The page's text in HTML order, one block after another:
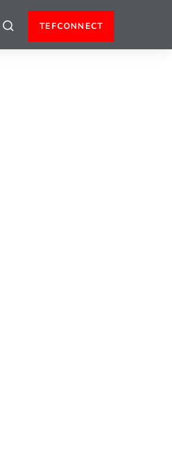
TEFCONNECT